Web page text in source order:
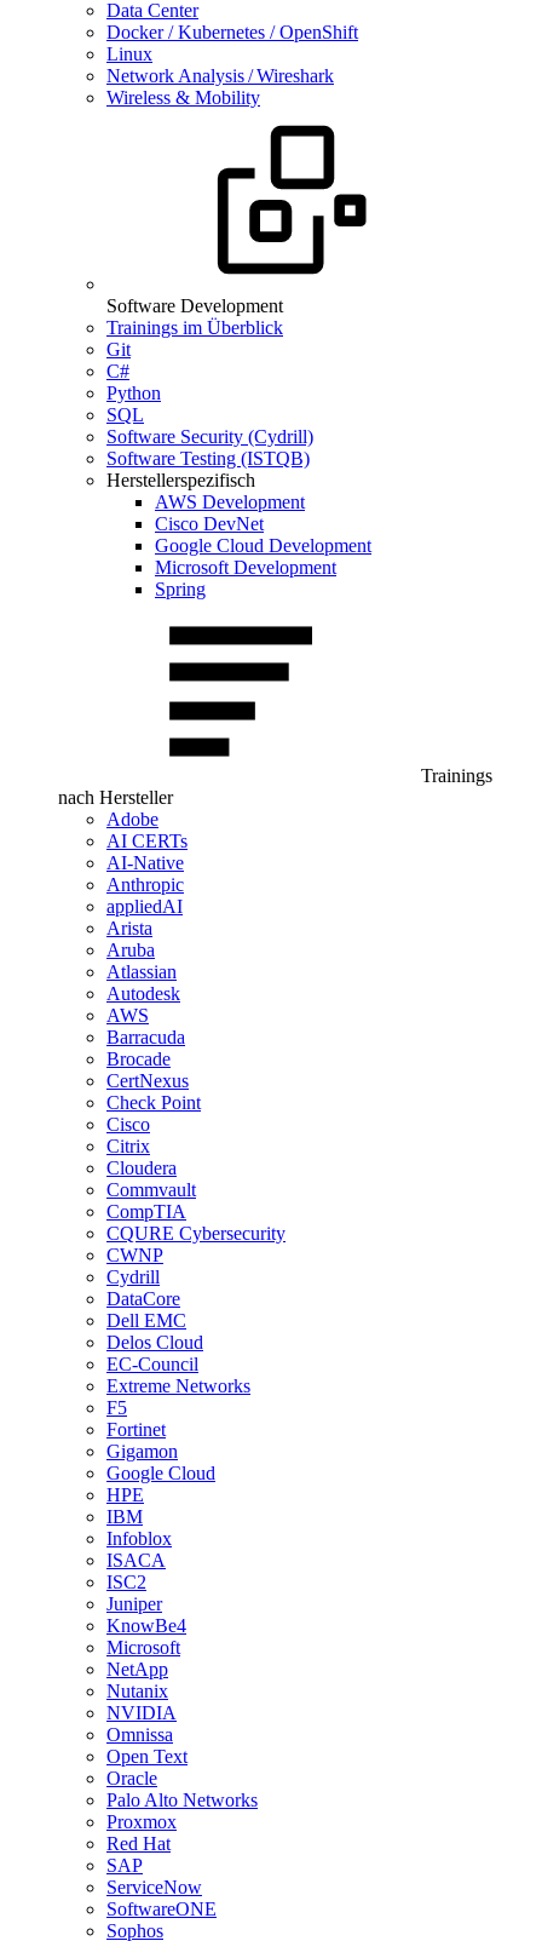
Data Center
Docker / Kubernetes / OpenShift
Linux
Network Analysis / Wireshark
Wireless & Mobility
Software Development
Trainings im Überblick
Git
C#
Python
SQL
Software Security (Cydrill)
Software Testing (ISTQB)
Herstellerspezifisch
AWS Development
Cisco DevNet
Google Cloud Development
Microsoft Development
Spring
Trainings
nach Hersteller
Adobe
AI CERTs
AI-Native
Anthropic
appliedAI
Arista
Aruba
Atlassian
Autodesk
AWS
Barracuda
Brocade
CertNexus
Check Point
Cisco
Citrix
Cloudera
Commvault
CompTIA
CQURE Cybersecurity
CWNP
Cydrill
DataCore
Dell EMC
Delos Cloud
EC-Council
Extreme Networks
F5
Fortinet
Gigamon
Google Cloud
HPE
IBM
Infoblox
ISACA
ISC2
Juniper
KnowBe4
Microsoft
NetApp
Nutanix
NVIDIA
Omnissa
Open Text
Oracle
Palo Alto Networks
Proxmox
Red Hat
SAP
ServiceNow
SoftwareONE
Sophos